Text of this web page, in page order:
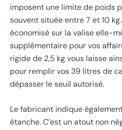
imposent une limite de poids
souvent située entre 7 et 10
économisé sur la valise elle-
supplémentaire pour vos
rigide de 2,5 kg vous laisse
pour remplir vos 39 litres de
dépasser le seuil autorisé.
Le fabricant indique
étanche. C’est un atout non